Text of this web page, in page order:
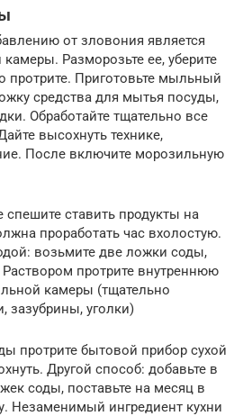
от зловония является
Разморозьте ее, уберите
протрите. Приготовьте мыльный
средства для мытья посуды,
Обработайте тщательно все
высохнуть технике,
После включите морозильную
ставить продукты на
проработать час вхолостую.
возьмите две ложки соды,
протрите внутреннюю
камеры (тщательно
зазубрины, уголки)
протрите бытовой прибор сухой
Другой способ: добавьте в
соды, поставьте на месяц в
Незаменимый ингредиент кухни